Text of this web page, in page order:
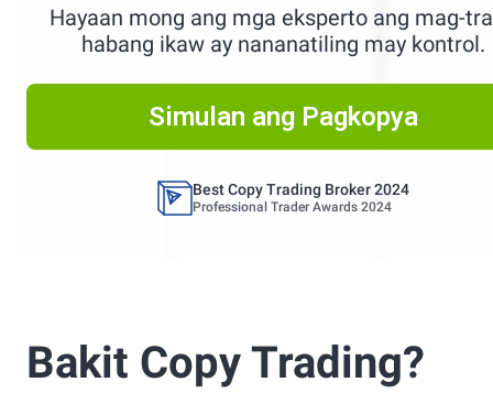
Hayaan mong ang mga eksperto ang mag-
habang ikaw ay nananatiling may kontrol.
Simulan ang Pagkopya
Best Copy Trading Platform
Global Brands Magazine Awards 2023
Best Copy Trading Platform 2025
Global Brands Magazine Awards
Best Copy Trading Broker 2024
Professional Trader Awards 2024
Global Brands Magazine Awards
Bakit Copy Trading?